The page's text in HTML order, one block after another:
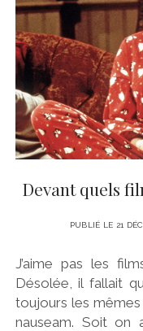
Devant quels
PUBLIÉ LE 21
J’aime pas les
Désolée, il fallait
toujours les mêmes
nauseam. Soit